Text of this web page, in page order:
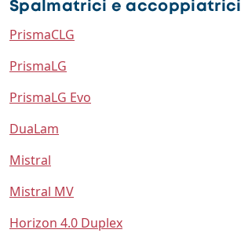
Spalmatrici e accoppiatrici
PrismaCLG
PrismaLG
PrismaLG Evo
DuaLam
Mistral
Mistral MV
Horizon 4.0 Duplex